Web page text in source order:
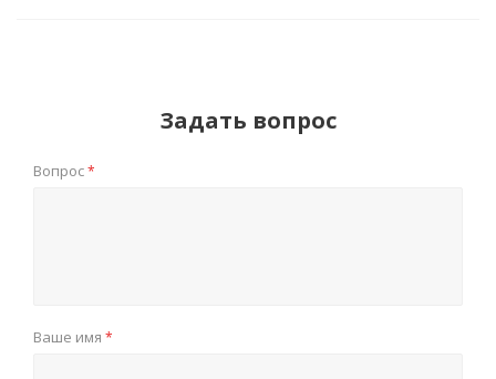
Задать вопрос
Вопрос*
Ваше имя *